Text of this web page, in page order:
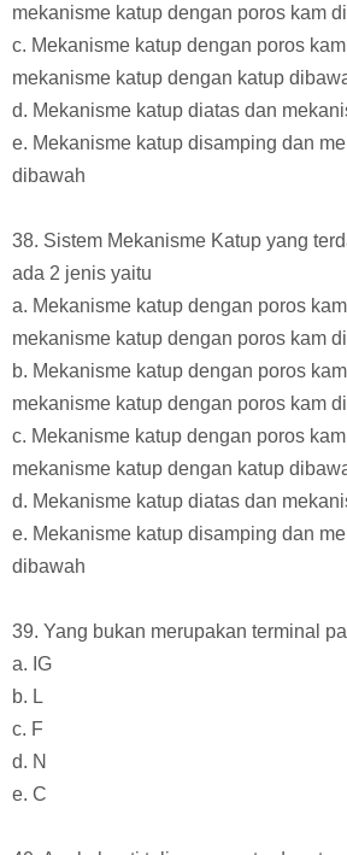
mekanisme katup dengan poros kam
c. Mekanisme katup dengan poros
mekanisme katup dengan katup
d. Mekanisme katup diatas dan
e. Mekanisme katup disamping dan
dibawah
38. Sistem Mekanisme Katup yang
ada 2 jenis yaitu
a. Mekanisme katup dengan poros
mekanisme katup dengan poros kam
b. Mekanisme katup dengan poros
mekanisme katup dengan poros kam
c. Mekanisme katup dengan poros
mekanisme katup dengan katup
d. Mekanisme katup diatas dan
e. Mekanisme katup disamping dan
dibawah
39. Yang bukan merupakan terminal
a. IG
b. L
c. F
d. N
e. C